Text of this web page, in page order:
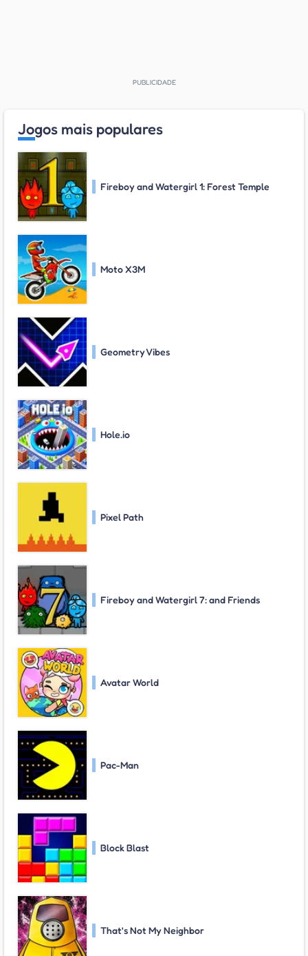
Jogos mais populares
Fireboy and Watergirl 1: Forest Temple
Moto X3M
Geometry Vibes
Hole.io
Pixel Path
Fireboy and Watergirl 7: and Friends
Avatar World
Pac-Man
Block Blast
That's Not My Neighbor